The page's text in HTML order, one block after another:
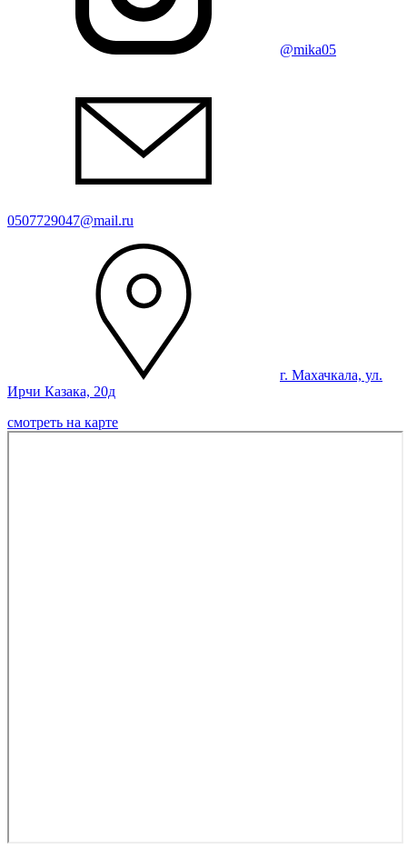
@mika05
0507729047@mail.ru
г. Махачкала, ул.
Ирчи Казака, 20д
смотреть на карте